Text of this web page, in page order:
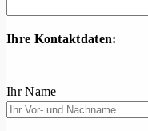
Ihre Kontaktdaten:
Ihr Name